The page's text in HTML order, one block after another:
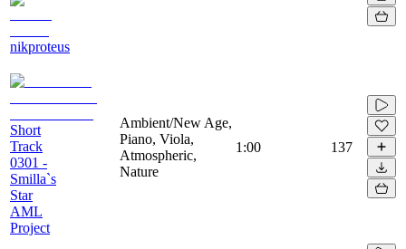
nikproteus
Short
Track
0301 -
Smilla`s
Star
AML
Project
Ambient/New Age,
Piano, Viola,
Atmospheric,
Nature
1:00 137